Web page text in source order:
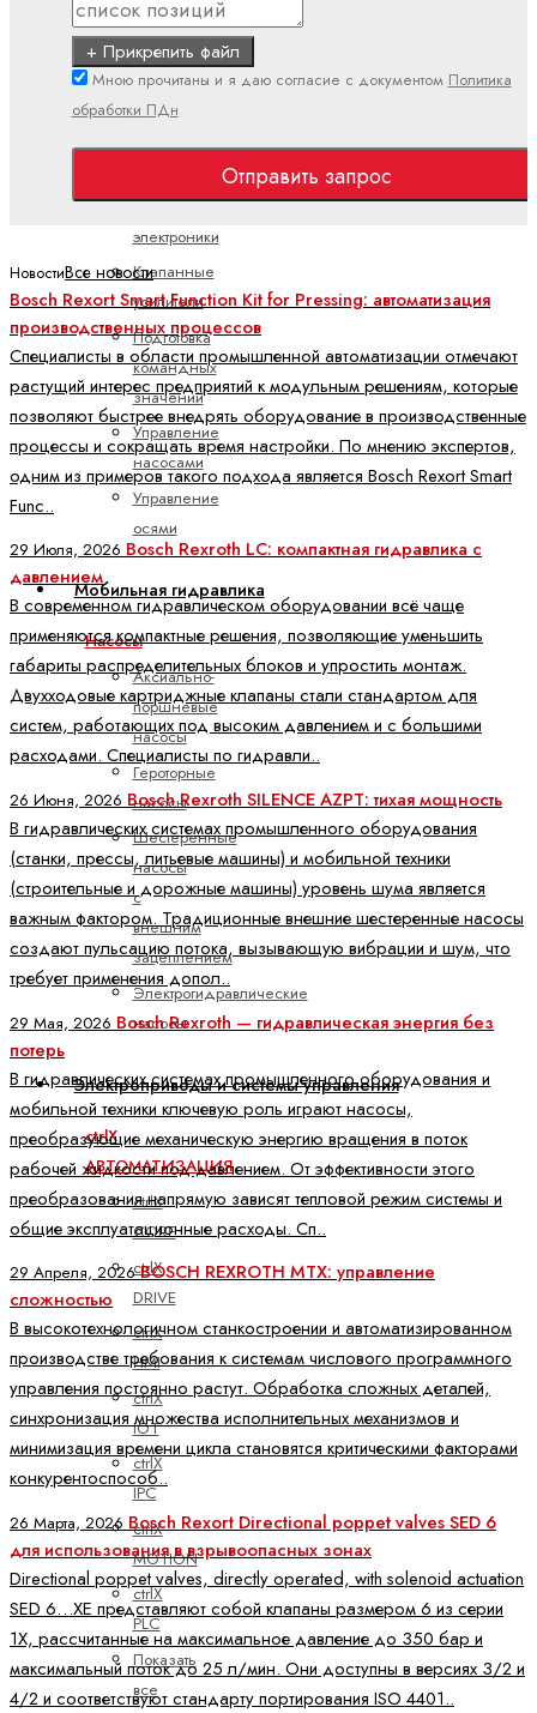
Пропорциональные
распределительные
клапаны
для
электроники
Клапанные
усилители
Подготовка
командных
значений
Управление
насосами
Управление
осями
Мобильная гидравлика
Насосы
Аксиально-
поршневые
насосы
Героторные
насосы
Шестеренные
насосы
с
внешним
зацеплением
Электрогидравлические
насосы
Электроприводы и системы управления
ctrlX
АВТОМАТИЗАЦИЯ
ctrlX
CORE
ctrlX
DRIVE
ctrlX
HMI
ctrlX
IOT
ctrlX
IPC
ctrlX
MOTION
ctrlX
PLC
Показать
все
+ Прикрепить файл
Мною прочитаны и я даю согласие с документом Политика
обработки ПДн
Отправить запрос
НовостиВсе новости
Bosch Rexort Smart Function Kit for Pressing: автоматизация
производственных процессов
Специалисты в области промышленной автоматизации отмечают
растущий интерес предприятий к модульным решениям, которые
позволяют быстрее внедрять оборудование в производственные
процессы и сокращать время настройки. По мнению экспертов,
одним из примеров такого подхода является Bosch Rexort Smart
Func..
29 Июля, 2026 Bosch Rexroth LC: компактная гидравлика с
давлением
В современном гидравлическом оборудовании всё чаще
применяются компактные решения, позволяющие уменьшить
габариты распределительных блоков и упростить монтаж.
Двухходовые картриджные клапаны стали стандартом для
систем, работающих под высоким давлением и с большими
расходами. Специалисты по гидравли..
26 Июня, 2026 Bosch Rexroth SILENCE AZPT: тихая мощность
В гидравлических системах промышленного оборудования
(станки, прессы, литьевые машины) и мобильной техники
(строительные и дорожные машины) уровень шума является
важным фактором. Традиционные внешние шестеренные насосы
создают пульсацию потока, вызывающую вибрации и шум, что
требует применения допол..
29 Мая, 2026 Bosch Rexroth — гидравлическая энергия без
потерь
В гидравлических системах промышленного оборудования и
мобильной техники ключевую роль играют насосы,
преобразующие механическую энергию вращения в поток
рабочей жидкости под давлением. От эффективности этого
преобразования напрямую зависят тепловой режим системы и
общие эксплуатационные расходы. Сп..
29 Апреля, 2026BOSCH REXROTH MTX: управление
сложностью
В высокотехнологичном станкостроении и автоматизированном
производстве требования к системам числового программного
управления постоянно растут. Обработка сложных деталей,
синхронизация множества исполнительных механизмов и
минимизация времени цикла становятся критическими факторами
конкурентоспособ..
26 Марта, 2026 Bosch Rexort Directional poppet valves SED 6
для использования в взрывоопасных зонах
Directional poppet valves, directly operated, with solenoid actuation
SED 6…XE представляют собой клапаны размером 6 из серии
1X, рассчитанные на максимальное давление до 350 бар и
максимальный поток до 25 л/мин. Они доступны в версиях 3/2 и
4/2 и соответствуют стандарту портирования ISO 4401..